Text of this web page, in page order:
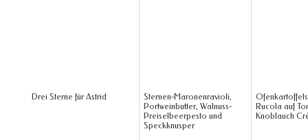
Drei Sterne für Astrid
Sternen-Maronenravioli,
Portweinbutter, Walnuss-
Preiselbeerpesto und
Speckknusper
Rucola auf
Knoblauch